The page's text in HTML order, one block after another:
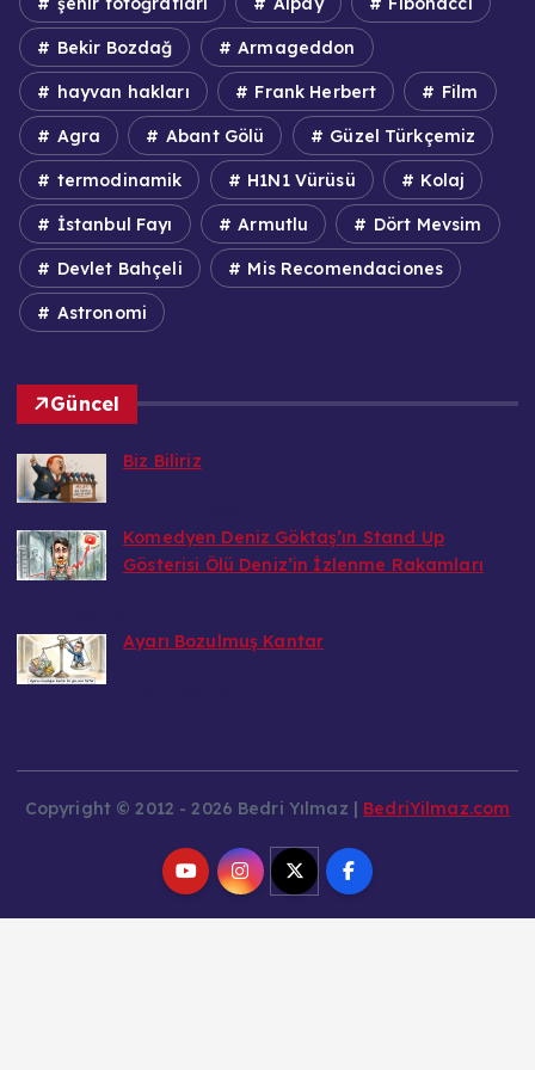
Bekir Bozdağ Armageddon
hayvan hakları Frank Herbert Film
Agra Abant Gölü Güzel Türkçemiz
termodinamik H1N1 Vürüsü Kolaj
İstanbul Fayı Armutlu Dört Mevsim
Devlet Bahçeli Mis Recomendaciones
Astronomi
Güncel
Biz Biliriz
Komedyen Deniz Göktaş’ın Stand Up
Gösterisi Ölü Deniz’in İzlenme Rakamları
Ayarı Bozulmuş Kantar
Copyright © 2012 - 2026 Bedri Yılmaz | BedriYilmaz.com